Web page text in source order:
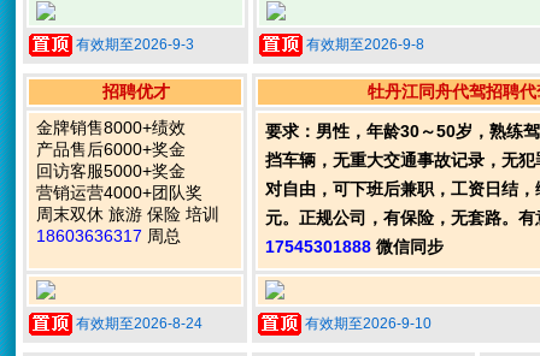
有效期至2026-9-3 有效期至2026-9-8
招聘优才
金牌销售8000+绩效
产品售后6000+奖金
回访客服5000+奖金
营销运营4000+团队奖
周末双休 旅游 保险 培训
18603636317 周总
有效期至2026-8-24
牡丹江同舟代驾招聘
要求：男性，年龄30～50岁，熟练
挡车辆，无重大交通事故记录，无
对自由，可下班后兼职，工资日结
元。正规公司，有保险，无套路。
17545301888 微信同步
有效期至2026-9-10